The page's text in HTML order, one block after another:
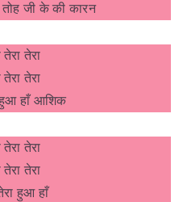
जी के की कारन
तेरा तेरा
तेरा तेरा
हुआ हाँ आशिक
तेरा तेरा
तेरा तेरा
हुआ हाँ